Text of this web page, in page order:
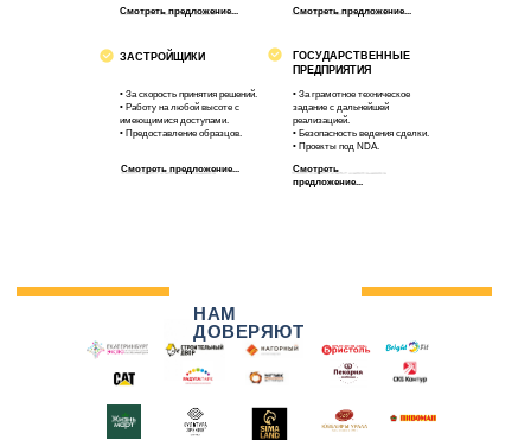
• За скорость принятия решений.
• Работу на любой высоте с
имеющимися доступами.
• Предоставление образцов.
• За грамотное техническое
задание с дальнейшей
реализацией.
• Безопасность ведения сделки.
• Проекты под NDA.
ЗАСТРОЙЩИКИ
ГОСУДАРСТВЕННЫЕ
ПРЕДПРИЯТИЯ
Смотреть предложение...
Смотреть предложение...
Смотреть
предложение...
Смотреть предложение...
НАМ
ДОВЕРЯЮТ